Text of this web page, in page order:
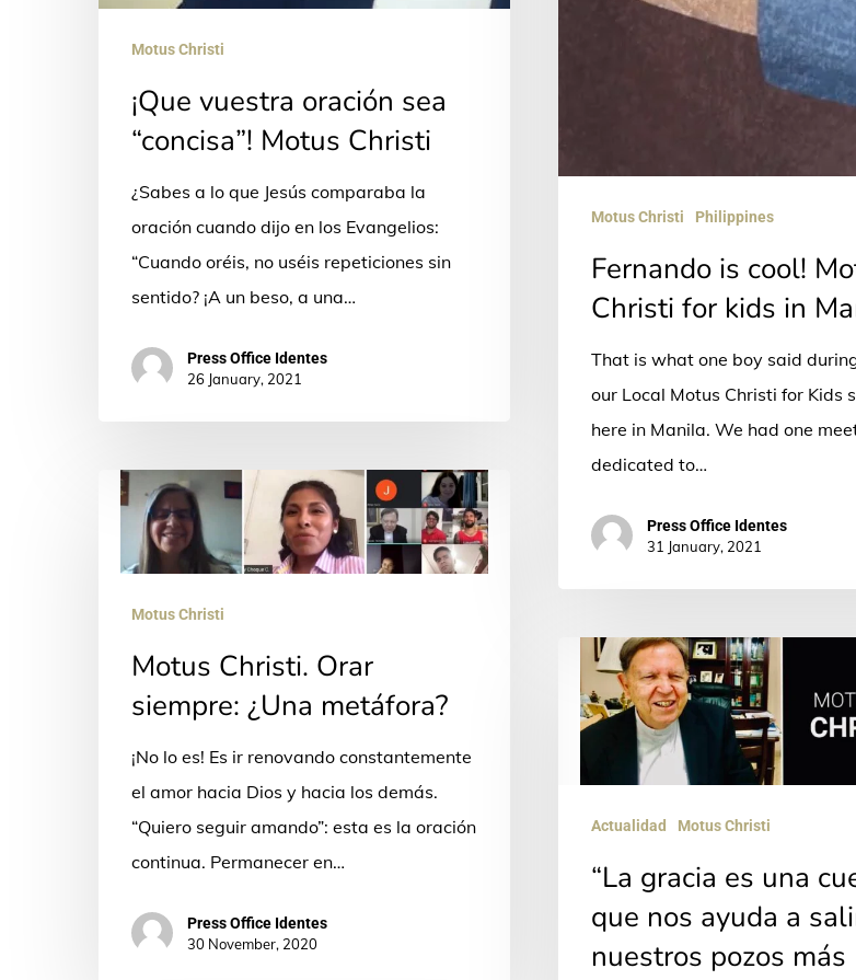
Motus Christi Philippines
Fernando is cool!
Christi for kids in
That is what one boy said
our Local Motus Christi for Kids
here in Manila. We had one
dedicated to…
Press Office Identes
31 January, 2021
Motus Christi
¡Que vuestra oración sea
“concisa”! Motus Christi
¿Sabes a lo que Jesús comparaba la
oración cuando dijo en los Evangelios:
“Cuando oréis, no uséis repeticiones sin
sentido? ¡A un beso, a una…
Press Office Identes
26 January, 2021
Motus
Christi.
¿Una
metáfora?
Motus Christi
Motus Christi. Orar
siempre: ¿Una metáfora?
¡No lo es! Es ir renovando constantemente
el amor hacia Dios y hacia los demás.
“Quiero seguir amando”: esta es la oración
continua. Permanecer en…
Press Office Identes
30 November, 2020
gracia
Actualidad Motus Christi
“La gracia es una
que nos ayuda a
nuestros pozos más